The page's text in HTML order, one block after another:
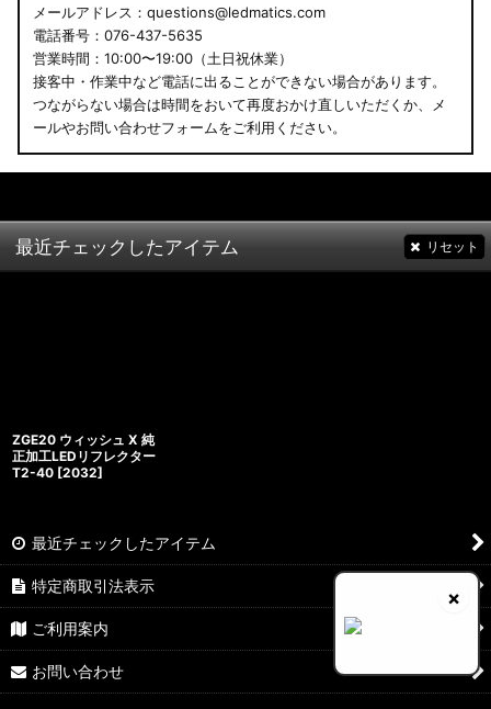
メールアドレス：questions@ledmatics.com
電話番号：076-437-5635
営業時間：10:00〜19:00（土日祝休業）
接客中・作業中など電話に出ることができない場合があります。
つながらない場合は時間をおいて再度おかけ直しいただくか、メ
ールやお問い合わせフォームをご利用ください。
×
最近チェックしたアイテム リセット
ZGE20 ウィッシュ X 純
正加工LEDリフレクター
T2-40 [2032]
最近チェックしたアイテム
特定商取引法表示
ご利用案内
お問い合わせ